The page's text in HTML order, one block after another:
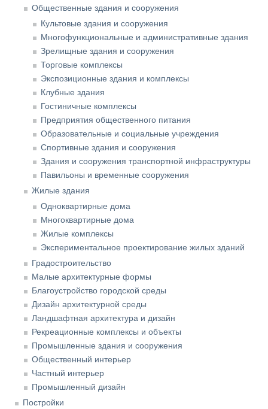
Общественные здания и сооружения
Культовые здания и сооружения
Многофункциональные и административные здания
Зрелищные здания и сооружения
Торговые комплексы
Экспозиционные здания и комплексы
Клубные здания
Гостиничные комплексы
Предприятия общественного питания
Образовательные и социальные учреждения
Спортивные здания и сооружения
Здания и сооружения транспортной инфраструктуры
Павильоны и временные сооружения
Жилые здания
Одноквартирные дома
Многоквартирные дома
Жилые комплексы
Экспериментальное проектирование жилых зданий
Градостроительство
Малые архитектурные формы
Благоустройство городской среды
Дизайн архитектурной среды
Ландшафтная архитектура и дизайн
Рекреационные комплексы и объекты
Промышленные здания и сооружения
Общественный интерьер
Частный интерьер
Промышленный дизайн
Постройки